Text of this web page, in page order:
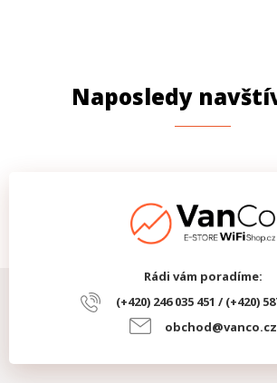
Naposledy
Rádi vám poradíme:
(+420) 246 035 451 / (+420)
obchod@vanco.cz